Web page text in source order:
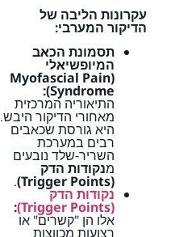
עקרונות הליבה של
הדיקור המערבי:
תסמונת הכאב
המיופשיאלי
(Myofascial Pain
Syndrome):
התיאוריה המרכזית
מאחורי הדיקור היבש.
היא גורסת שכאבים
רבים במערכת
השריר-שלד נובעים
מנקודות הדק
(Trigger Points)
.
נקודות הדק
(Trigger Points)
:
אלו הן "קשרים" או
רצועות מכווצות